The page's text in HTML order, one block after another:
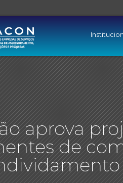
aprova
de